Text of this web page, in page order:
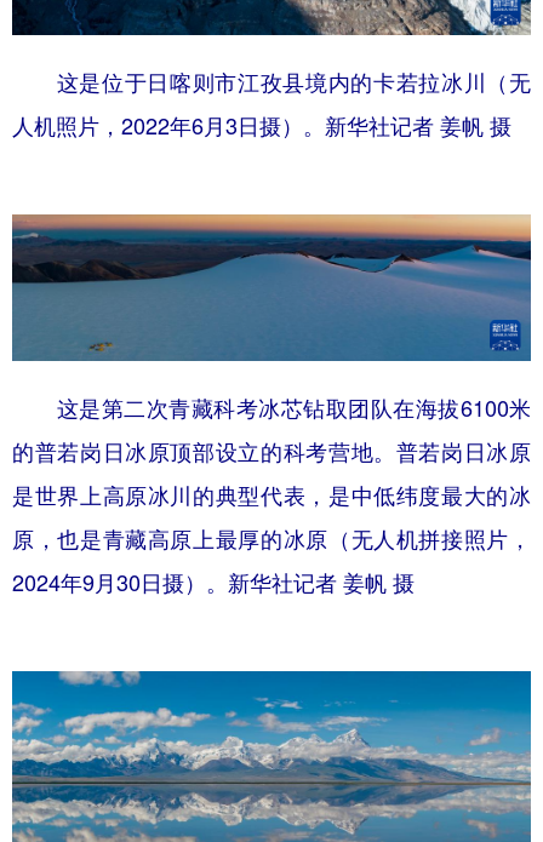
这是位于日喀则市江孜县境内的卡若拉冰川（无
人机照片，2022年6月3日摄）。新华社记者 姜帆 摄
这是第二次青藏科考冰芯钻取团队在海拔6100米
的普若岗日冰原顶部设立的科考营地。普若岗日冰原
是世界上高原冰川的典型代表，是中低纬度最大的冰
原，也是青藏高原上最厚的冰原（无人机拼接照片，
2024年9月30日摄）。新华社记者 姜帆 摄